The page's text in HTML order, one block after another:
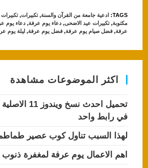
e
b
o
k
s
A
p
TAGS
: ادعية جامعة من القرآن والسنة, تكبيرات, تكبيرات
مكتوبة, تكبيرات عيد الاضحى, دعاء يوم عرفة, دعاء يوم
عرفة, فضل صيام يوم عرفة, فضل يوم عرفة, ليلة يوم
اكثر الموضوعات مشاهدة
تحميل احدث نسخ
في رابط واحد
لهذا السبب تناول كوب عصير طماطم
اهم الاعمال يوم عرفة لمغفرة ذنوب